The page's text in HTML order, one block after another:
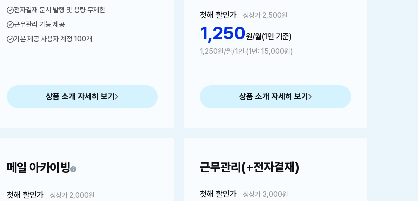
전자결재 문서 발행 및 용량 무제한
근무관리 기능 제공
기본 제공 사용자 계정 100개
상품 소개 자세히 보기
첫해 할인가 정상가 2,500원
1,250원/월(1인 기준)
1,250원/월/1인 (1년: 15,000원)
상품 소개 자세히 보기
메일 아카이빙
첫해 할인가 정상가 2,000원
근무관리(+전자결재)
첫해 할인가 정상가 3,000원